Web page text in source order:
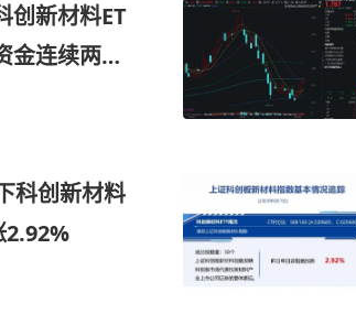
创新材料ET
金连续两日
科创新材料
2.92%